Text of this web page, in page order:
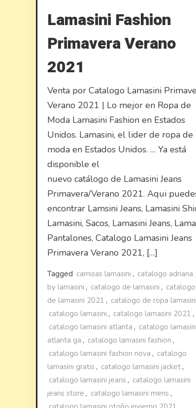
Lamasini Fashion
Primavera Verano
2021
Venta por Catalogo Lamasini
Verano 2021 | Lo mejor en Ropa de
Moda Lamasini Fashion en Estados
Unidos. Lamasini, el lider de ropa de
moda en Estados Unidos. … Ya está
disponible el
nuevo catálogo de Lamasini Jeans
Primavera/Verano 2021. Aqui
encontrar Lamsini Jeans, Lamasini
Lamasini, Sacos, Lamasini Jeans,
Pantalones, Catalogo Lamasini Jeans
Primavera Verano 2021, […]
Tagged camisas lamasini , catalogo adriana
by lamasini , catalogo de lamasini , catalogo
de lamasini 2021 , catalogo de ropa lamasini
catalogo lamasini , catalogo lamasini 2021 ,
catalogo lamasini atlanta , catalogo lamasini
atlanta ga , catalogo lamasini fashion ,
catalogo lamasini fashion nova , catalogo
lamasini gratis , catalogo lamasini jacket ,
catalogo lamasini jeans , catalogo lamasini
jeans store , catalogo lamasini mens ,